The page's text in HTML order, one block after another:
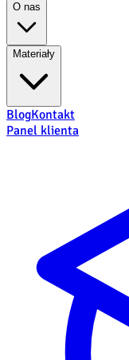
O nas
Materiały
BlogKontakt
Panel klienta